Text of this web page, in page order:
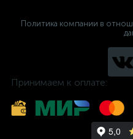
Политика компании в
Принимаем к оплате: